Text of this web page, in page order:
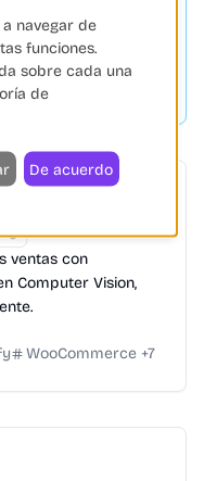
+3
ventas con
Computer Vision,
WooCommerce +7
navegar de
funciones.
sobre cada una
de
De acuerdo